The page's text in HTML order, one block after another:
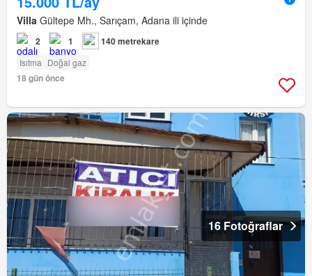
Villa Gültepe Mh., Sarıçam, Adana ili içinde
2 1 140 metrekare
Isıtma Doğal gaz
18 gün önce
16 Fotoğraflar